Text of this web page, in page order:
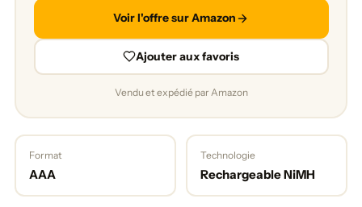
Voir l'offre sur Amazon
Ajouter aux favoris
Vendu et expédié par Amazon
Format
AAA
Technologie
Rechargeable NiMH